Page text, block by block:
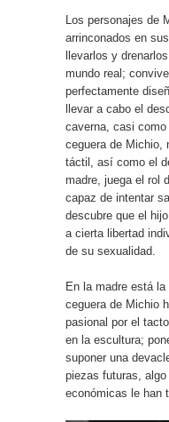
Los personajes de
arrinconados en
llevarlos y
mundo real;
perfectamente
llevar a cabo el
caverna, casi
ceguera de Michio,
táctil, así como el
madre, juega el rol
capaz de intentar
descubre que el
a cierta libertad
de su sexualidad.
En la madre está
ceguera de Michio
pasional por el
en la escultura;
suponer una
piezas futuras,
económicas le han